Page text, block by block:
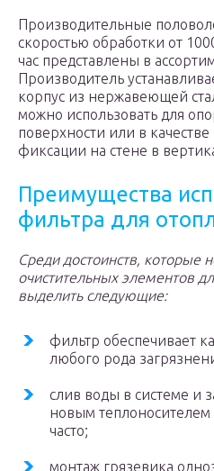
Производительные
скоростью обработки от
час представлены в
Производитель
корпус из нержавеющей
можно использовать для
поверхности или в
фиксации на стене в
Преимущества
фильтра для
Среди достоинств, которые
очистительных элементов
выделить следующие:
фильтр обеспечивает
любого рода
слив воды в системе и
новым теплоносителем
часто;
монтаж грязевика